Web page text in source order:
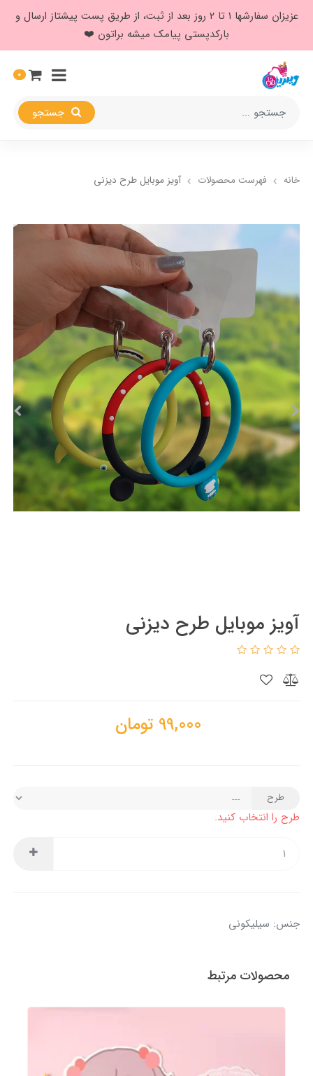
عزیزان سفارشها ۱ تا ۲ روز بعد از ثبت، از طریق پست پیشتاز ارسال و
بارکدپستی پیامک میشه براتون ❤️
0
خانه فهرست محصولات آویز موبایل طرح دیزنی
آویز موبایل طرح دیزنی
99,000 تومان
طرح
طرح را انتخاب کنید.
جنس: سیلیکونی
محصولات مرتبط